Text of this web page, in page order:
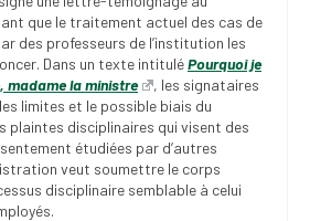
que le traitement actuel des cas de
des professeurs de l’institution les
Dans un texte intituléPourquoi je
madame la ministre
, les signataires
limites et le possible biais du
plaintes disciplinaires qui visent des
étudiées par d’autres
veut soumettre le corps
disciplinaire semblable à celui